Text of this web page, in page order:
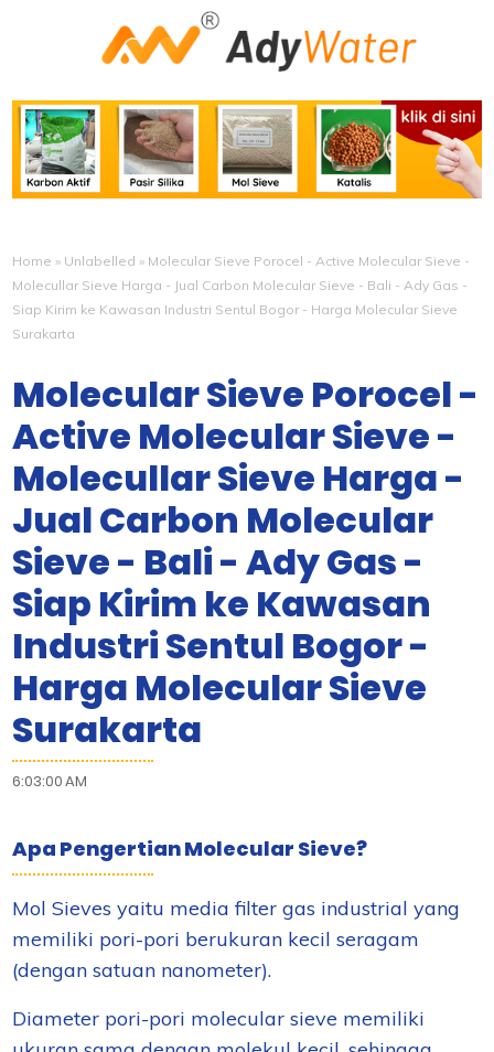
Home » Unlabelled » Molecular Sieve Porocel - Active Molecular Sieve -
Molecullar Sieve Harga - Jual Carbon Molecular Sieve - Bali - Ady Gas -
Siap Kirim ke Kawasan Industri Sentul Bogor - Harga Molecular Sieve
Surakarta
Molecular Sieve Porocel -
Active Molecular Sieve -
Molecullar Sieve Harga -
Jual Carbon Molecular
Sieve - Bali - Ady Gas -
Siap Kirim ke Kawasan
Industri Sentul Bogor -
Harga Molecular Sieve
Surakarta
6:03:00 AM
Apa Pengertian Molecular Sieve?
Mol Sieves yaitu media filter gas industrial yang
memiliki pori-pori berukuran kecil seragam
(dengan satuan nanometer).
Diameter pori-pori molecular sieve memiliki